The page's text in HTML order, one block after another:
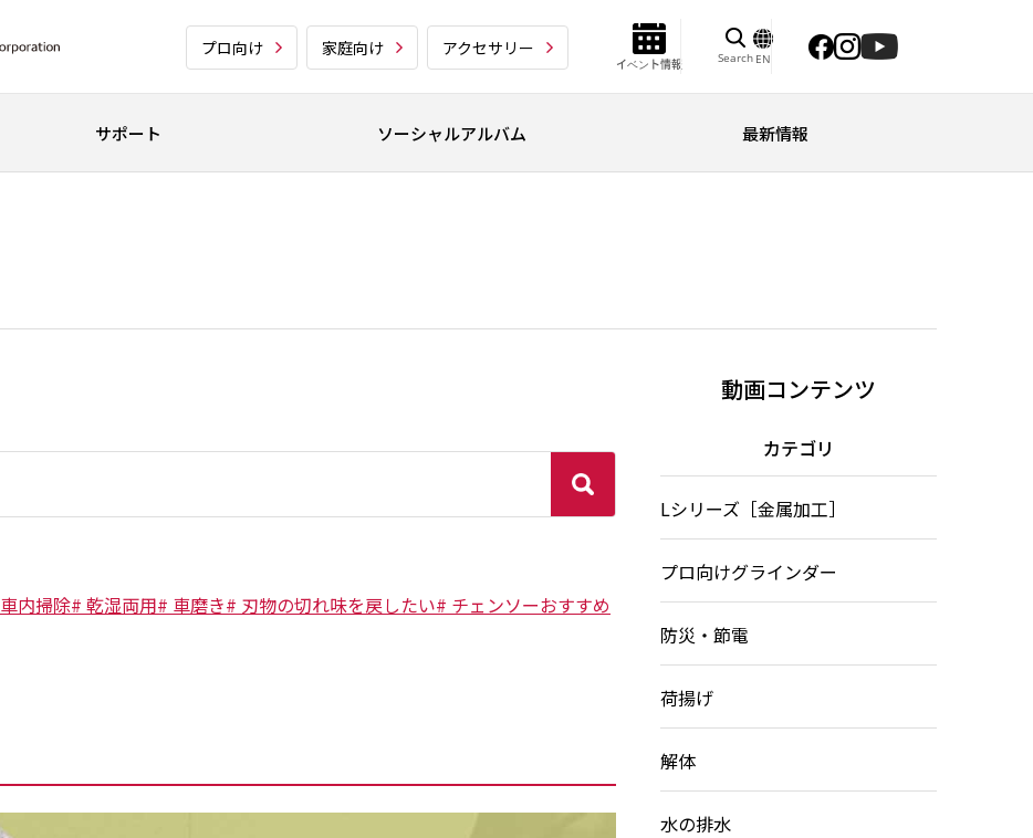
プロ向け 家庭向け アクセサリー
イベント情報 Search EN
サポート ソーシャルアルバム 最新情報
車内掃除# 乾湿両用# 車磨き# 刃物の切れ味を戻したい# チェンソーおすすめ
動画コンテンツ
カテゴリ
Lシリーズ［金属加工］
プロ向けグラインダー
防災・節電
荷揚げ
解体
水の排水